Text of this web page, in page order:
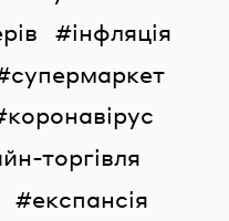
інфляція
супермаркет
коронавірус
торгівля
експансія